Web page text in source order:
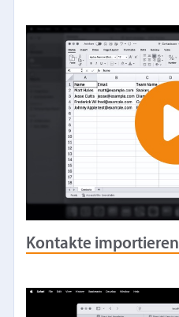
Kontakte importieren